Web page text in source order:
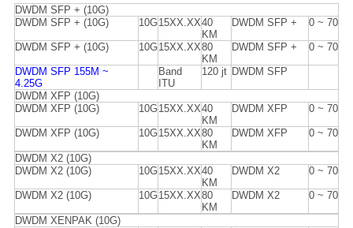
DWDM SFP + (10G)
DWDM SFP + (10G)
10G15XX.XX40
KM
DWDM SFP + 0 ~ 70
DWDM SFP + (10G) 10G15XX.XX80
KM
DWDM SFP + 0 ~ 70
DWDM SFP 155M ~
4.25G
Band
ITU
120 jt DWDM SFP
DWDM XFP (10G)
DWDM XFP (10G)
10G15XX.XX40
KM
DWDM XFP 0 ~ 70
DWDM XFP (10G) 10G15XX.XX80
KM
DWDM XFP 0 ~ 70
DWDM X2 (10G)
DWDM X2 (10G)
10G15XX.XX40
KM
DWDM X2 0 ~ 70
DWDM X2 (10G) 10G15XX.XX80
KM
DWDM X2 0 ~ 70
DWDM XENPAK (10G)